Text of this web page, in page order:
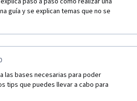
guía y se explican temas que no se
las bases necesarias para poder
tips que puedes llevar a cabo para